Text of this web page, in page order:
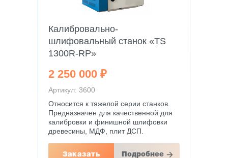
Калибровально-
шлифовальный станок «TS
1300R-RP»
2 250 000 ₽
Артикул: 3600
Относится к тяжелой серии станков.
Предназначен для качественной для
калибровки и финишной шлифовки
древесины, МДФ, плит ДСП.
Заказать Подробнее